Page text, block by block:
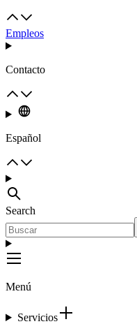
Empleos
Contacto
Español
Search
Menú
Servicios